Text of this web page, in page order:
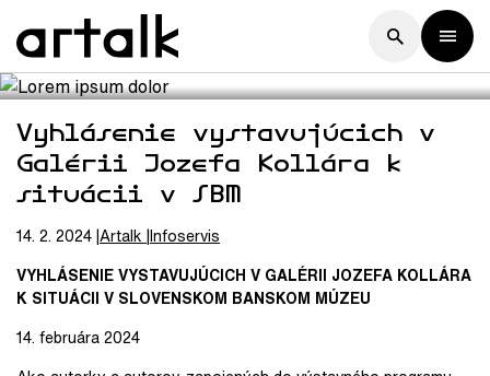
Vyhlásenie vystavujúcich v
Galérii Jozefa Kollára k
situácii v SBM
14. 2. 2024 Artalk Infoservis
VYHLÁSENIE VYSTAVUJÚCICH V GALÉRII JOZEFA KOLLÁRA
K SITUÁCII V SLOVENSKOM BANSKOM MÚZEU
14. februára 2024